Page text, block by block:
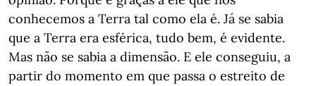
conhecemos a Terra tal como ela é. Já se sabia
que a Terra era esférica, tudo bem, é evidente.
Mas não se sabia a dimensão. E ele conseguiu, a
partir do momento em que passa o estreito de